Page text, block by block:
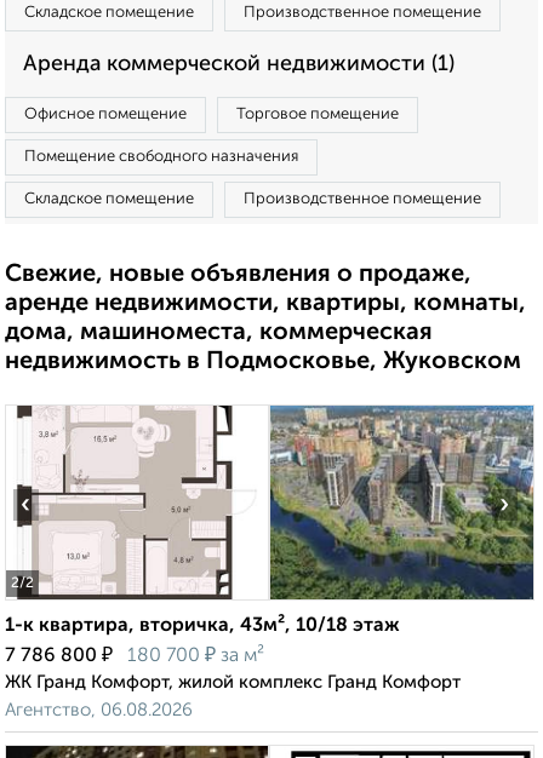
Складское помещение Производственное помещение
Аренда коммерческой недвижимости (1)
Офисное помещение Торговое помещение
Помещение свободного назначения
Складское помещение Производственное помещение
Свежие, новые объявления о продаже,
аренде недвижимости, квартиры, комнаты,
дома, машиноместа, коммерческая
недвижимость в Подмосковье, Жуковском
2/2
‹ ›
1-к квартира, вторичка, 43м², 10/18 этаж
7 786 800 ₽ 180 700 ₽ за м²
ЖК Гранд Комфорт, жилой комплекс Гранд Комфорт
Агентство, 06.08.2026